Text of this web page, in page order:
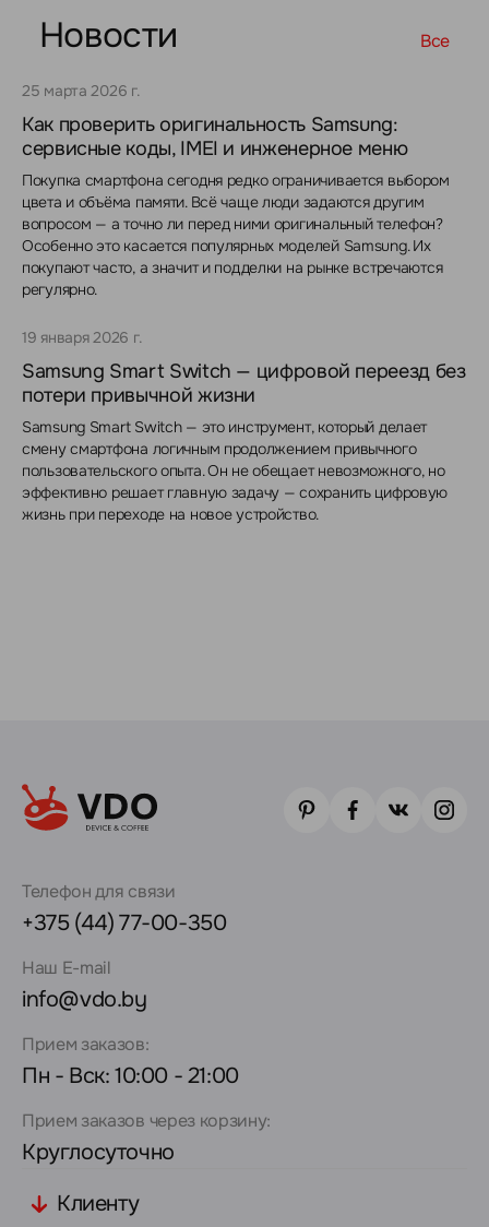
Новости Все
25 марта 2026 г.
Как проверить оригинальность Samsung:
сервисные коды, IMEI и инженерное меню
Покупка смартфона сегодня редко ограничивается выбором
цвета и объёма памяти. Всё чаще люди задаются другим
вопросом — а точно ли перед ними оригинальный телефон?
Особенно это касается популярных моделей Samsung. Их
покупают часто, а значит и подделки на рынке встречаются
регулярно.
19 января 2026 г.
Samsung Smart Switch — цифровой переезд без
потери привычной жизни
Samsung Smart Switch — это инструмент, который делает
смену смартфона логичным продолжением привычного
пользовательского опыта. Он не обещает невозможного, но
эффективно решает главную задачу — сохранить цифровую
жизнь при переходе на новое устройство.
Телефон для связи
+375 (44) 77-00-350
Наш E-mail
info@vdo.by
Прием заказов:
Пн - Вск: 10:00 - 21:00
Прием заказов через корзину:
Круглосуточно
Клиенту